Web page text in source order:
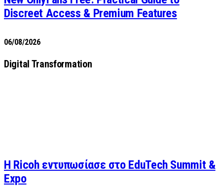
Discreet Access & Premium Features
06/08/2026
Digital Transformation
Η Ricoh εντυπωσίασε στο EduTech Summit &
Expo